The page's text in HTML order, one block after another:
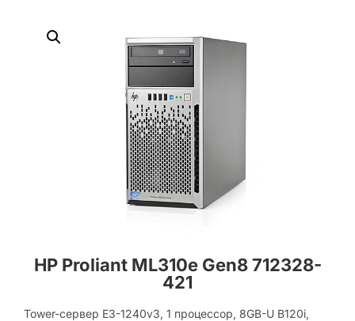
HP Proliant ML310e Gen8 712328-
421
Tower-сервер E3-1240v3, 1 процессор, 8GB-U B120i,